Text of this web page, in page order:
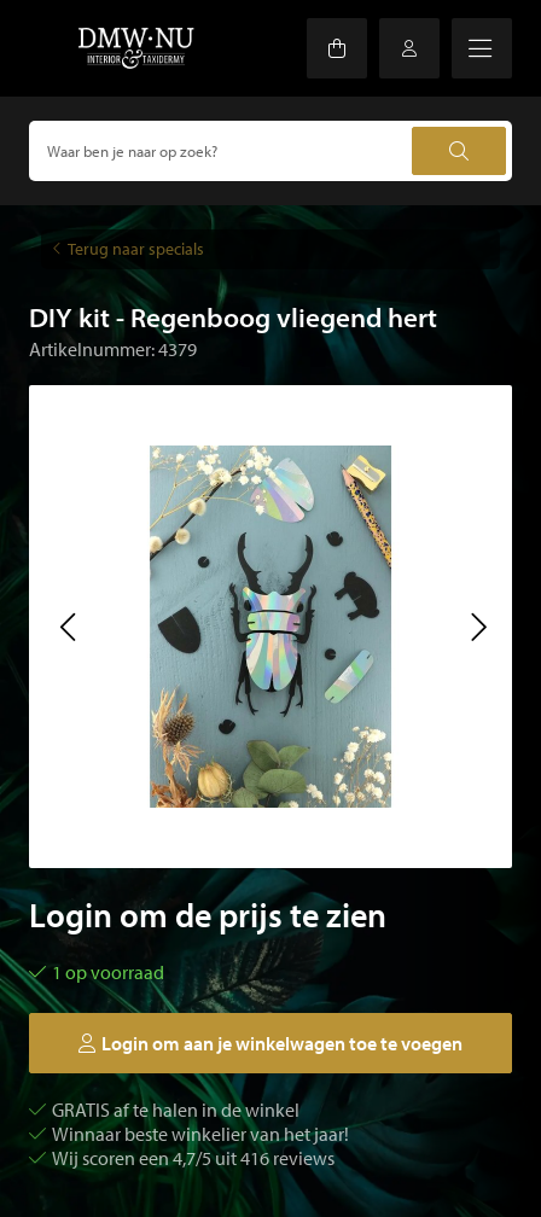
Terug naar specials
DIY kit - Regenboog vliegend hert
Artikelnummer: 4379
Login om de prijs te zien
1 op voorraad
Login om aan je winkelwagen toe te voegen
GRATIS af te halen in de winkel
Winnaar beste winkelier van het jaar!
Wij scoren een 4,7/5 uit 416 reviews